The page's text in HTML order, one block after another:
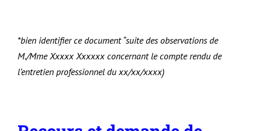
*bien identifier ce document “suite des observations de
M./Mme Xxxxx Xxxxxx concernant le compte rendu de
l’entretien professionnel du xx/xx/xxxx)